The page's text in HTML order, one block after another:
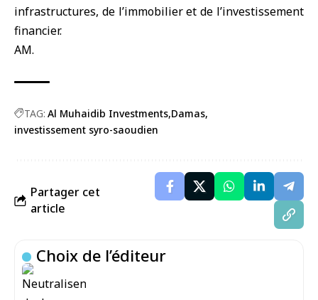
infrastructures, de l’immobilier et de l’investissement
financier.
AM.
TAG: Al Muhaidib Investments Damas
investissement syro-saoudien
Partager cet
article
Choix de l’éditeur